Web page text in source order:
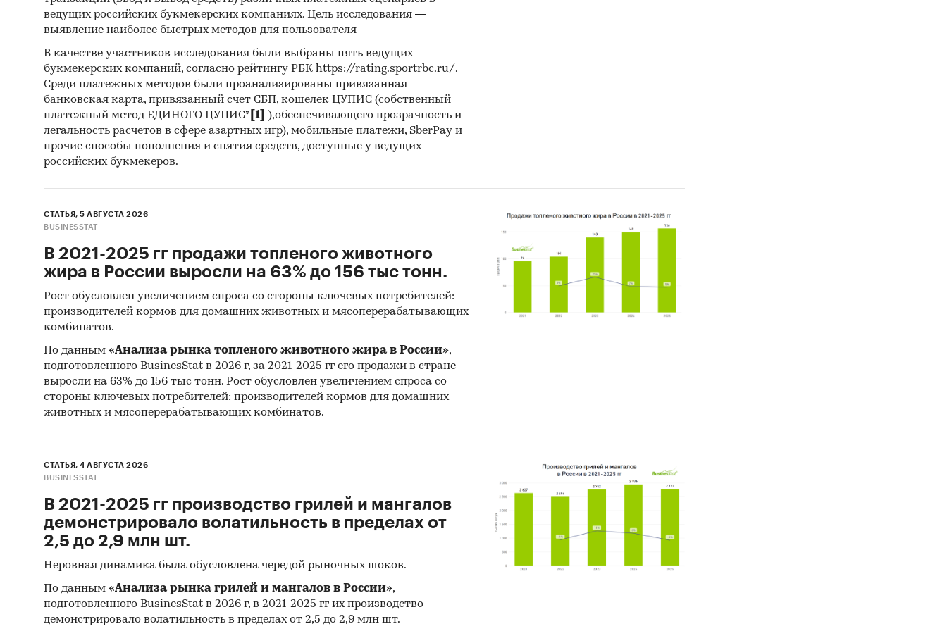
Категории: Потребительские товары
Россия
ведущих российских букмекерских компаниях. Цель исследования —
выявление наиболее быстрых методов для пользователя
В качестве участников исследования были выбраны пять ведущих
букмекерских компаний, согласно рейтингу РБК https://rating.sportrbc.ru/.
Среди платежных методов были проанализированы привязанная
банковская карта, привязанный счет СБП, кошелек ЦУПИС (собственный
платежный метод ЕДИНОГО ЦУПИС* [1]
),обеспечивающего прозрачность и
легальность расчетов в сфере азартных игр), мобильные платежи, SberPay и
прочие способы пополнения и снятия средств, доступные у ведущих
российских букмекеров.
СТАТЬЯ, 5 АВГУСТА 2026
BUSINESSTAT
В 2021-2025 гг продажи топленого животного
жира в России выросли на 63% до 156 тыс тонн.
Рост обусловлен увеличением спроса со стороны ключевых потребителей:
производителей кормов для домашних животных и мясоперерабатывающих
комбинатов.
По данным «Анализа рынка топленого животного жира в России»,
подготовленного BusinesStat в 2026 г, за 2021-2025 гг его продажи в стране
выросли на 63% до 156 тыс тонн. Рост обусловлен увеличением спроса со
стороны ключевых потребителей: производителей кормов для домашних
животных и мясоперерабатывающих комбинатов.
СТАТЬЯ, 4 АВГУСТА 2026
BUSINESSTAT
В 2021-2025 гг производство грилей и мангалов
демонстрировало волатильность в пределах от
2,5 до 2,9 млн шт.
Неровная динамика была обусловлена чередой рыночных шоков.
По данным «Анализа рынка грилей и мангалов в России»,
подготовленного BusinesStat в 2026 г, в 2021-2025 гг их производство
демонстрировало волатильность в пределах от 2,5 до 2,9 млн шт.